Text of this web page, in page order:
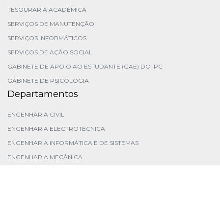
TESOURARIA ACADÉMICA
SERVIÇOS DE MANUTENÇÃO
SERVIÇOS INFORMÁTICOS
SERVIÇOS DE AÇÃO SOCIAL
GABINETE DE APOIO AO ESTUDANTE (GAE) DO IPC
GABINETE DE PSICOLOGIA
Departamentos
ENGENHARIA CIVIL
ENGENHARIA ELECTROTÉCNICA
ENGENHARIA INFORMÁTICA E DE SISTEMAS
ENGENHARIA MECÂNICA